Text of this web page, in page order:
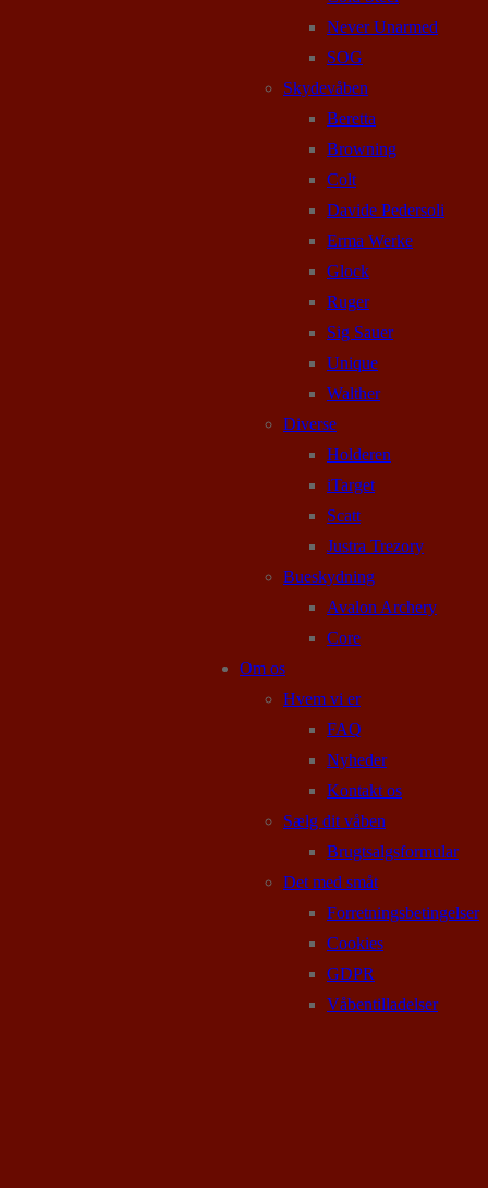
Never Unarmed
SOG
Skydevåben
Beretta
Browning
Colt
Davide Pedersoli
Erma Werke
Glock
Ruger
Sig Sauer
Unique
Walther
Diverse
Holderen
iTarget
Scatt
Justra Trezory
Bueskydning
Avalon Archery
Core
Om os
Hvem vi er
FAQ
Nyheder
Kontakt os
Sælg dit våben
Brugtsalgsformular
Det med småt
Forretningsbetingelser
Cookies
GDPR
Våbentilladelser